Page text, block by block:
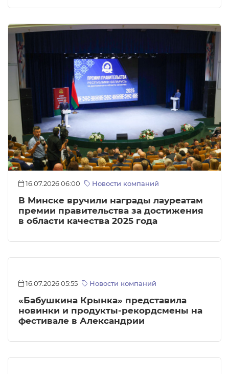
16.07.2026 06:00 Новости компаний
В Минске вручили награды лауреатам
премии правительства за достижения
в области качества 2025 года
16.07.2026 05:55 Новости компаний
«Бабушкина Крынка» представила
новинки и продукты-рекордсмены на
фестивале в Александрии